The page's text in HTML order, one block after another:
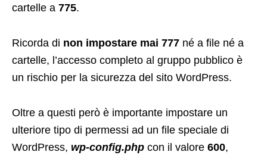
cartelle a 775.
Ricorda di non impostare mai 777 né a file né a
cartelle, l’accesso completo al gruppo pubblico è
un rischio per la sicurezza del sito WordPress.
Oltre a questi però è importante impostare un
ulteriore tipo di permessi ad un file speciale di
WordPress, wp-config.php con il valore 600,